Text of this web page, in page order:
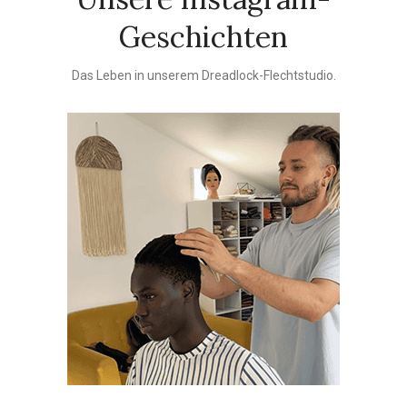
Geschichten
Das Leben in unserem Dreadlock-Flechtstudio.